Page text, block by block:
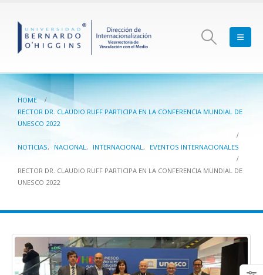
HOME
RECTOR DR. CLAUDIO RUFF PARTICIPA EN LA CONFERENCIA MUNDIAL DE
UNESCO 2022
NOTICIAS, NACIONAL, INTERNACIONAL, EVENTOS INTERNACIONALES
RECTOR DR. CLAUDIO RUFF PARTICIPA EN LA CONFERENCIA MUNDIAL DE
UNESCO 2022